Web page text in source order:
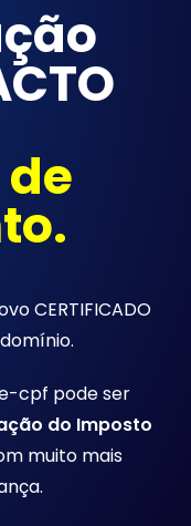
de
CERTIFICADO
cpf pode ser
do Imposto
muito mais